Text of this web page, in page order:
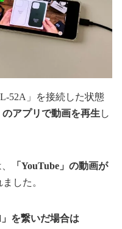
52A」を接続した状態
のアプリで動画を再生 し
「YouTube」の動画が
ました。
」を繋いだ場合は